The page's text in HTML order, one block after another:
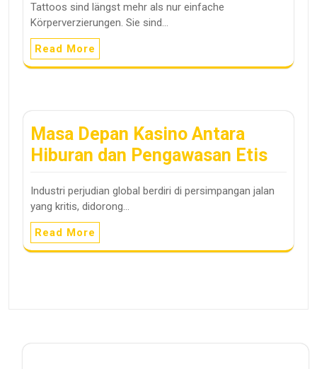
Tattoos sind längst mehr als nur einfache
Körperverzierungen. Sie sind…
Read More
Masa Depan Kasino Antara
Hiburan dan Pengawasan Etis
Industri perjudian global berdiri di persimpangan jalan
yang kritis, didorong…
Read More